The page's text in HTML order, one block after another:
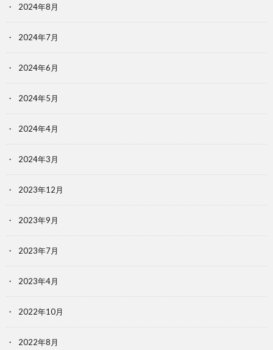
2024年8月
2024年7月
2024年6月
2024年5月
2024年4月
2024年3月
2023年12月
2023年9月
2023年7月
2023年4月
2022年10月
2022年8月